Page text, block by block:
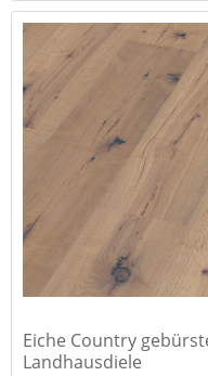
Eiche Country
Landhausdiele